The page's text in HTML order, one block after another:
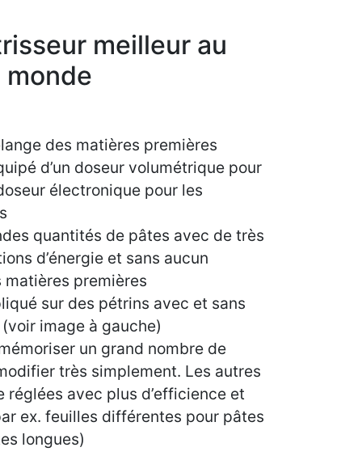
meilleur au
monde
des matières premières
d’un doseur volumétrique pour
électronique pour les
quantités de pâtes avec de très
d’énergie et sans aucun
premières
sur des pétrins avec et sans
image à gauche)
un grand nombre de
très simplement. Les autres
réglées avec plus d’efficience et
ex. feuilles différentes pour pâtes
longues)